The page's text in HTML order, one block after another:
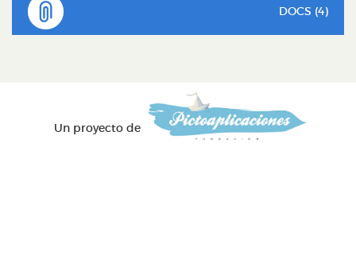
DOCS (4)
Un proyecto de